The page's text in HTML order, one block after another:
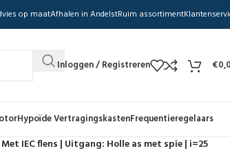
op maatAfhalen in AndelstRuim assortiment
Inloggen / Registreren €
Hypoïde VertragingskastenFrequentieregelaars
IEC flens | Uitgang: Holle as met spie | i=25